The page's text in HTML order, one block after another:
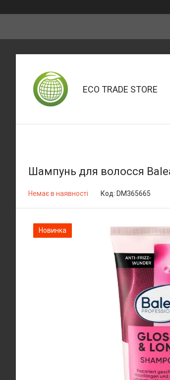
ECO TRADE STORE
Шампунь для волосся
Немає в наявності Код: DM365665
Новинка